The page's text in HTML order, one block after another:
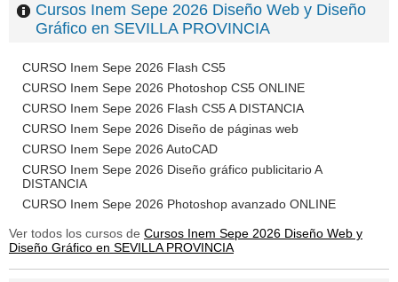
Cursos Inem Sepe 2026 Diseño Web y Diseño
Gráfico en SEVILLA PROVINCIA
CURSO Inem Sepe 2026 Flash CS5
CURSO Inem Sepe 2026 Photoshop CS5 ONLINE
CURSO Inem Sepe 2026 Flash CS5 A DISTANCIA
CURSO Inem Sepe 2026 Diseño de páginas web
CURSO Inem Sepe 2026 AutoCAD
CURSO Inem Sepe 2026 Diseño gráfico publicitario A
DISTANCIA
CURSO Inem Sepe 2026 Photoshop avanzado ONLINE
Ver todos los cursos de Cursos Inem Sepe 2026 Diseño Web y
Diseño Gráfico en SEVILLA PROVINCIA